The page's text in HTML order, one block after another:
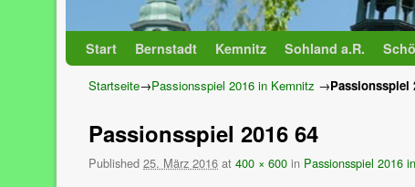
Start Bernstadt Kemnitz Sohland a.R.
Startseite→Passionsspiel 2016 in Kemnitz →Passionsspiel
Passionsspiel 2016 64
Published 25. März 2016 at 400 × 600 in Passionsspiel 2016